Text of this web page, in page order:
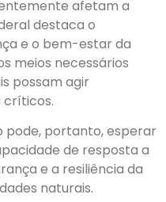
afetam a
destaca o
e o bem-estar da
meios necessários
possam agir
pode, portanto, esperar
de resposta a
e a resiliência da
naturais.